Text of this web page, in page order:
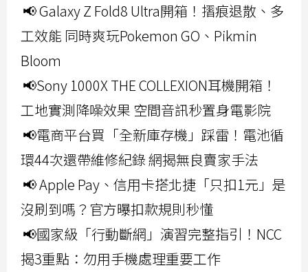
📢 Galaxy Z Fold8 Ultra開箱！摺痕退散、多
工效能 同時爽玩Pokemon GO、Pikmin
Bloom
📢Sony 1000X THE COLLEXION耳機開箱！
工地實測降噪效果 空間音訊秒置身電影院
📢電商平台買「全新庫存機」踩雷！電池循
環44次還帶維修紀錄 網揭無良賣家手法
📢 Apple Pay、信用卡搭北捷「只扣1元」是
沒刷到嗎？官方曝扣款規則秒懂
📢國家級「行動斷網」演習完整指引！NCC
揭3重點：勿用手機處理重要工作